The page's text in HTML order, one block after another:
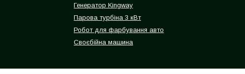
Генератор Kingway
Парова турбіна 3 кВт
Робот для фарбування авто
Своєбійна машина